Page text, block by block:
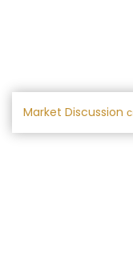
Market Discussion